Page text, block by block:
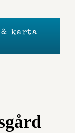
karta